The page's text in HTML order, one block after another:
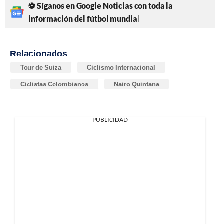
⚽ Síganos en Google Noticias con toda la
información del fútbol mundial
Relacionados
Tour de Suiza Ciclismo Internacional
Ciclistas Colombianos Nairo Quintana
PUBLICIDAD